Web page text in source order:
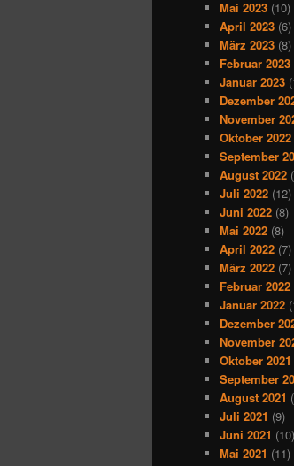
Mai 2023 (10)
April 2023 (6)
März 2023 (8)
Februar 2023
Januar 2023
Dezember
November
Oktober 2022
September
August 2022
Juli 2022 (12)
Juni 2022 (8)
Mai 2022 (8)
April 2022 (7)
März 2022 (7)
Februar 2022
Januar 2022
Dezember
November
Oktober 2021
September
August 2021
Juli 2021 (9)
Juni 2021 (10)
Mai 2021 (11)